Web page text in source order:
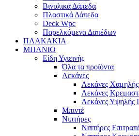
Βινυλικά Δάπεδα
Πλαστικά Δάπεδα
Deck Wpc
Παρελκόμενα Δαπέδων
ΠΛΑΚΑΚΙΑ
ΜΠΑΝΙΟ
Είδη Υγιεινής
Όλα τα προϊόντα
Λεκάνες
Λεκάνες
Λεκάνες
Λεκάνες Υψηλής
Μπιντέ
Νιπτήρες
Νιπτήρες